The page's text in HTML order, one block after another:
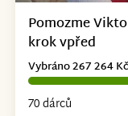
Pomozme
krok vpřed
70 dárců
Vybráno 267 264